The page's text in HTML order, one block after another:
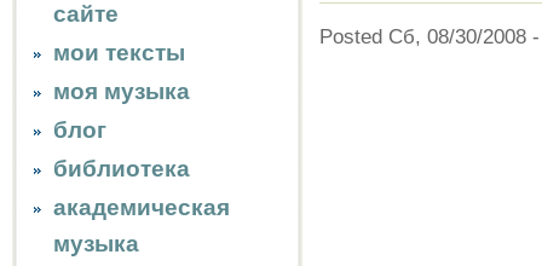
сайте
мои тексты
моя музыка
блог
библиотека
академическая
музыка
Posted Сб, 08/30/2008